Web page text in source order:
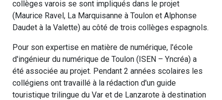
collèges varois se sont impliqués dans le projet
(Maurice Ravel, La Marquisanne à Toulon et Alphonse
Daudet à la Valette) au côté de trois collèges espagnols.
Pour son expertise en matière de numérique, l'école
d'ingénieur du numérique de Toulon (ISEN – Yncréa) a
été associée au projet. Pendant 2 années scolaires les
collégiens ont travaillé à la rédaction d'un guide
touristique trilingue du Var et de Lanzarote à destination